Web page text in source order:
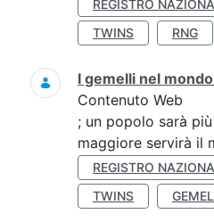
REGISTRO
TWINS
RNG
I gemelli nel
Contenuto Web
; un popolo sarà
maggiore servirà il
REGISTRO
TWINS